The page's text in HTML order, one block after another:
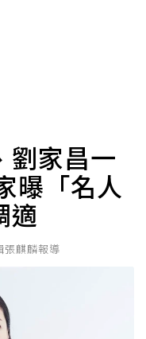
劉家昌一
曝「名人
適
張麒麟報導